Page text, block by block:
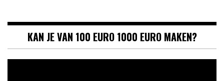
KAN JE VAN 100 EURO 1000 EURO MAKEN?